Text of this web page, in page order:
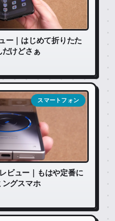
ー｜はじめて折りたた
けどさぁ
スマートフォン
ビュー｜もはや定番に
ングスマホ